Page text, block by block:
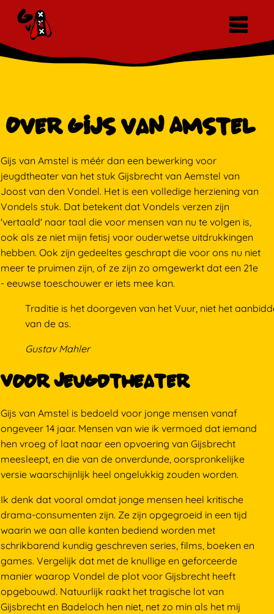
Over Gijs van Amstel
Gijs van Amstel is méér dan een bewerking voor
jeugdtheater van het stuk Gijsbrecht van Aemstel van
Joost van den Vondel. Het is een volledige herziening van
Vondels stuk. Dat betekent dat Vondels verzen zijn
'vertaald' naar taal die voor mensen van nu te volgen is,
ook als ze niet mijn fetisj voor ouderwetse uitdrukkingen
hebben. Ook zijn gedeeltes geschrapt die voor ons nu niet
meer te pruimen zijn, of ze zijn zo omgewerkt dat een 21e
- eeuwse toeschouwer er iets mee kan.
Traditie is het doorgeven van het Vuur, niet het
van de as.
Gustav Mahler
Voor Jeugdtheater
Gijs van Amstel is bedoeld voor jonge mensen vanaf
ongeveer 14 jaar. Mensen van wie ik vermoed dat iemand
hen vroeg of laat naar een opvoering van Gijsbrecht
meesleept, en die van de onverdunde, oorspronkelijke
versie waarschijnlijk heel ongelukkig zouden worden.
Ik denk dat vooral omdat jonge mensen heel kritische
drama-consumenten zijn. Ze zijn opgegroeid in een tijd
waarin we aan alle kanten bediend worden met
schrikbarend kundig geschreven series, films, boeken en
games. Vergelijk dat met de knullige en geforceerde
manier waarop Vondel de plot voor Gijsbrecht heeft
opgebouwd. Natuurlijk raakt het tragische lot van
Gijsbrecht en Badeloch hen niet, net zo min als het mij